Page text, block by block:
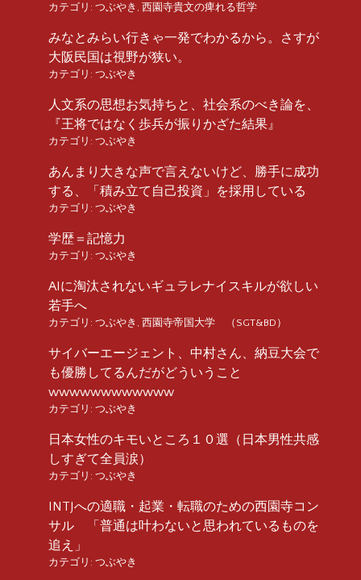
カテゴリ: つぶやき , 西園寺貴文の痺れる哲学
みなとみらい行きゃ一発でわかるから。さすが
大阪民国は視野が狭い。
カテゴリ: つぶやき
人文系の思想お気持ちと、社会系のべき論を、
『王将ではなく歩兵が振りかざた結果』
カテゴリ: つぶやき
あんまり大きな声で言えないけど、勝手に成功
する、「積み立て自己投資」を採用している
カテゴリ: つぶやき
学歴＝記憶力
カテゴリ: つぶやき
AIに淘汰されないギュラレナイスキルが欲しい
若手へ
カテゴリ: つぶやき , 西園寺帝国大学 （SGT&BD）
サイバーエージェント、中村さん、納豆大会で
も優勝してるんだがどういうこと
wwwwwwwwwwww
カテゴリ: つぶやき
日本女性のキモいところ１０選（日本男性共感
しすぎて全員涙）
カテゴリ: つぶやき
INTJへの適職・起業・転職のための西園寺コン
サル 「普通は叶わないと思われているものを
追え」
カテゴリ: つぶやき